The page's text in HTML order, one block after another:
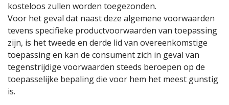
kosteloos zullen worden toegezonden.
Voor het geval dat naast deze algemene voorwaarden
tevens specifieke productvoorwaarden van toepassing
zijn, is het tweede en derde lid van overeenkomstige
toepassing en kan de consument zich in geval van
tegenstrijdige voorwaarden steeds beroepen op de
toepasselijke bepaling die voor hem het meest gunstig
is.